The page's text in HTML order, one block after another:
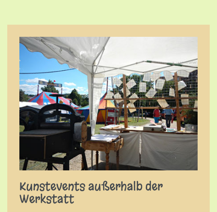
Kunstevents außerhalb der
Werkstatt